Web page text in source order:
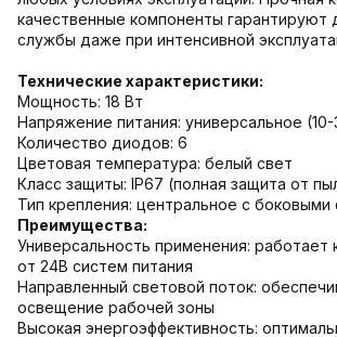
качественные компоненты гарантируют
службы даже при интенсивной
Технические характеристики:
Мощность: 18 Вт
Напряжение питания: универсальное
Количество диодов: 6
Цветовая температура: белый свет
Класс защиты: IP67 (полная защита от
Тип крепления: центральное с боковыми
Преимущества:
Универсальность применения: работает
от 24В систем питания
Направленный световой поток:
освещение рабочей зоны
Высокая энергоэффективность: